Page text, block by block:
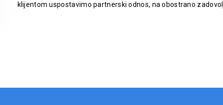
klijentom uspostavimo partnerski odnos, na obostrano